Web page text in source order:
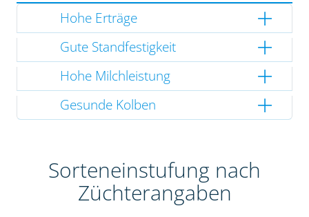
Hohe Erträge
Gute Standfestigkeit
Hohe Milchleistung
Gesunde Kolben
Sorteneinstufung nach
Züchterangaben